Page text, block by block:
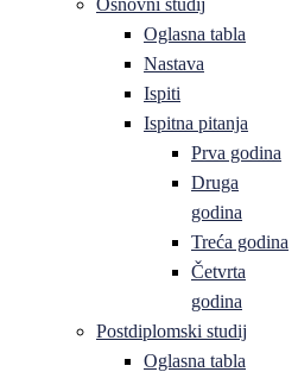
Osnovni studij
Oglasna tabla
Nastava
Ispiti
Ispitna pitanja
Prva godina
Druga
godina
Treća godina
Četvrta
godina
Postdiplomski studij
Oglasna tabla